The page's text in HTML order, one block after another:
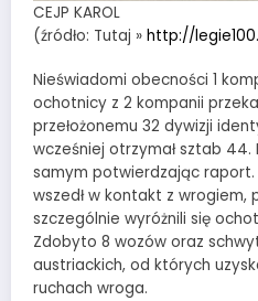
CEJP KAROL
(źródło: Tutaj » http://
Nieświadomi obecności 1
ochotnicy z 2 kompanii
przełożonemu 32 dywizji
wcześniej otrzymał sztab 44.
samym potwierdzając raport.
wszedł w kontakt z wrogiem,
szczególnie wyróżnili się
Zdobyto 8 wozów oraz
austriackich, od których
ruchach wroga.